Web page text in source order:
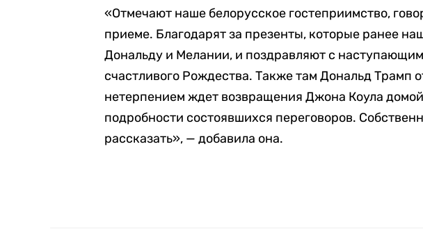
«Отмечают наше белорусское гостеприимство,
приеме. Благодарят за презенты, которые ранее
Дональду и Мелании, и поздравляют с
счастливого Рождества. Также там Дональд Трамп
нетерпением ждет возвращения Джона Коула
подробности состоявшихся переговоров.
рассказать», — добавила она.